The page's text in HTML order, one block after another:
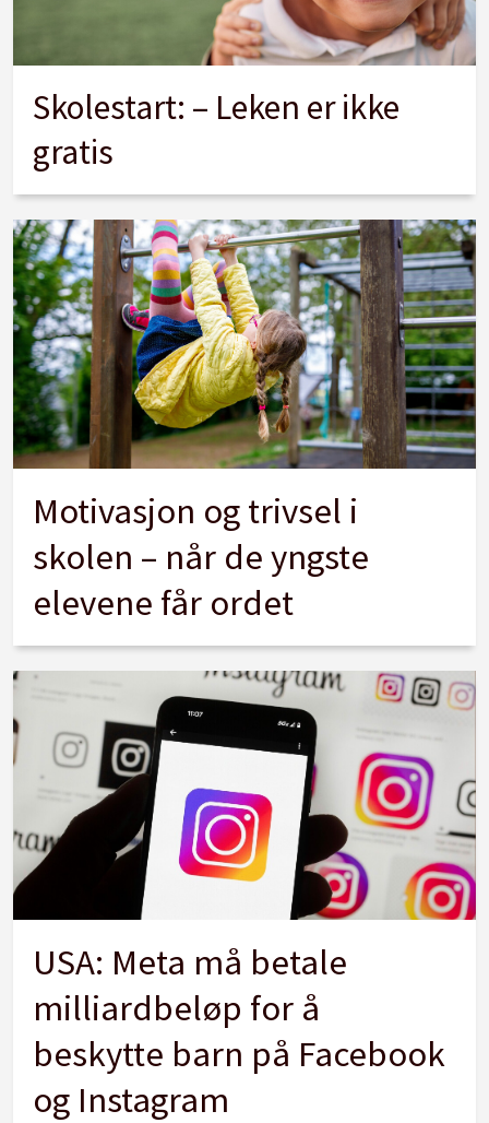
Skolestart: – Leken er ikke
gratis
Motivasjon og trivsel i
skolen – når de yngste
elevene får ordet
USA: Meta må betale
milliardbeløp for å
beskytte barn på Facebook
og Instagram